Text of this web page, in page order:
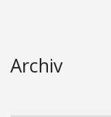
Archiv